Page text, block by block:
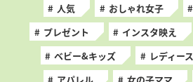
人気
おしゃれ女子
プレゼント
インスタ映え
ベビー&キッズ
レディース
アパレル
女の子ママ